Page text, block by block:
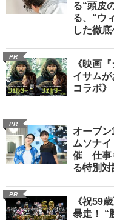
る“頭皮
る、“ウ
した徹
PR
《映画
イサムが
コラボ》
PR
オープ
ムソナ
催 仕事
る特別対
PR
《祝59
暴走！ “